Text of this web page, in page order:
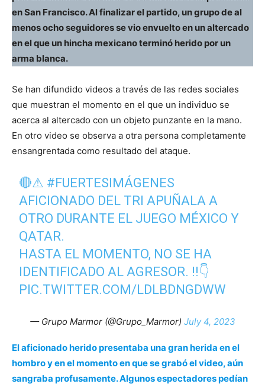
en San Francisco. Al finalizar el partido, un grupo de al
menos ocho seguidores se vio envuelto en un altercado
en el que un hincha mexicano terminó herido por un
arma blanca.
Se han difundido videos a través de las redes sociales
que muestran el momento en el que un individuo se
acerca al altercado con un objeto punzante en la mano.
En otro video se observa a otra persona completamente
ensangrentada como resultado del ataque.
🔴⚠ #FUERTESIMÁGENES
AFICIONADO DEL TRI APUÑALA A
OTRO DURANTE EL JUEGO MÉXICO Y
QATAR.
HASTA EL MOMENTO, NO SE HA
IDENTIFICADO AL AGRESOR. ‼👇
PIC.TWITTER.COM/LDLBDNGDWW
— Grupo Marmor (@Grupo_Marmor) July 4, 2023
El aficionado herido presentaba una gran herida en el
hombro y en el momento en que se grabó el video, aún
sangraba profusamente. Algunos espectadores pedían